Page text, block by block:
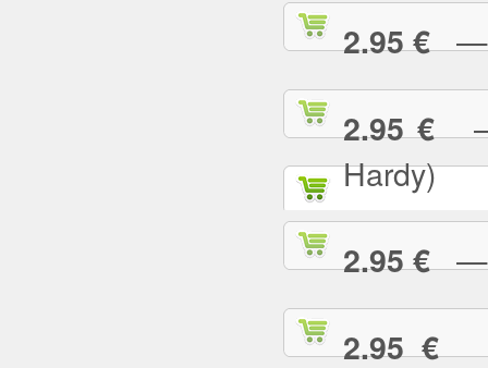
2.95 €—
2.95 €—
Hardy)
2.95 €—
2.95 €—